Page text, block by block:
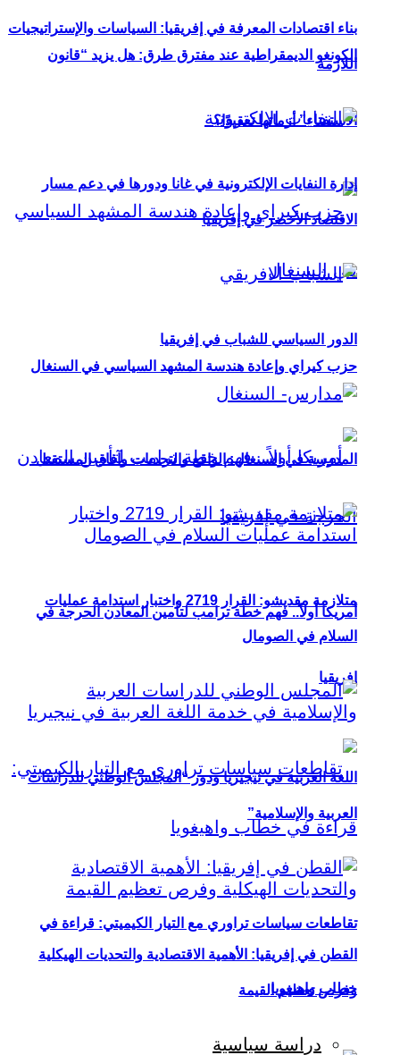
الكونغو الديمقراطية عند مفترق طرق: هل يزيد “قانون
الاستفتاء” أزماتها تعقيدًا؟
حزب كيراي وإعادة هندسة المشهد السياسي في السنغال
أمريكا أولاً.. فهم خطة ترامب لتأمين المعادن الحرجة في
إفريقيا
تقاطعات سياسات تراوري مع التيار الكيميتي: قراءة في
خطاب واهيغويا
بناء اقتصادات المعرفة في إفريقيا: السياسات والإستراتيجيات
اللازمة
إدارة النفايات الإلكترونية في غانا ودورها في دعم مسار
الاقتصاد الأخضر في إفريقيا
الدور السياسي للشباب في إفريقيا
المدرسة في السنغال: الواقع والتحديات وآفاق المستقبل
متلازمة مقديشو: القرار 2719 واختبار استدامة عمليات
السلام في الصومال
اللغة العربية في نيجيريا ودور “المجلس الوطني للدراسات
العربية والإسلامية”
القطن في إفريقيا: الأهمية الاقتصادية والتحديات الهيكلية
وفرص تعظيم القيمة
دراسة سياسية